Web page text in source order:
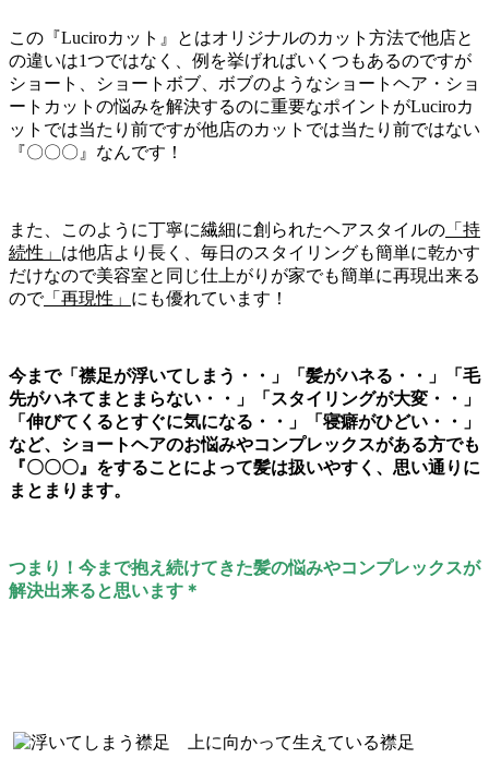
この『Luciroカット』とはオリジナルのカット方法で他店と
の違いは1つではなく、例を挙げればいくつもあるのですが
ショート、ショートボブ、ボブのようなショートヘア・ショ
ートカットの悩みを解決するのに重要なポイントがLuciroカ
ットでは当たり前ですが他店のカットでは当たり前ではない
『〇〇〇』なんです！
また、このように丁寧に繊細に創られたヘアスタイルの 「持
続性」 は他店より長く、毎日のスタイリングも簡単に乾かす
だけなので美容室と同じ仕上がりが家でも簡単に再現出来る
ので「再現性」 にも優れています！
今まで「襟足が浮いてしまう・・」「髪がハネる・・」「毛
先がハネてまとまらない・・」「スタイリングが大変・・」
「伸びてくるとすぐに気になる・・」「寝癖がひどい・・」
など、ショートヘアのお悩みやコンプレックスがある方でも
『〇〇〇』をすることによって髪は扱いやすく、思い通りに
まとまります。
つまり！今まで抱え続けてきた髪の悩みやコンプレックスが
解決出来ると思います＊